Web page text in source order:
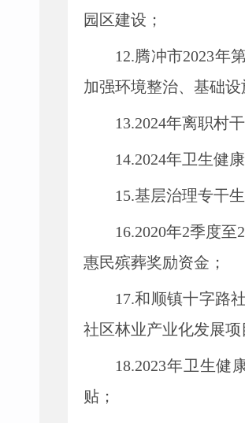
园区建设；
12.腾冲市2023年
加强环境整治、基础设
13.2024年离职村
14.2024年卫生健
15.基层治理专干
16.2020年2季度
惠民殡葬奖励资金；
17.和顺镇十字路
社区林业产业化发展项
18.2023年卫生健
贴；